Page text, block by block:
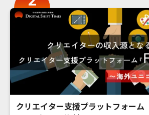
クリエイター支援プラットフォーム